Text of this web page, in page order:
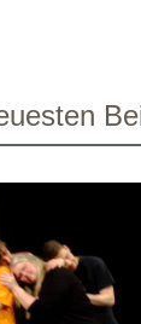
und Zeit
über
UHR